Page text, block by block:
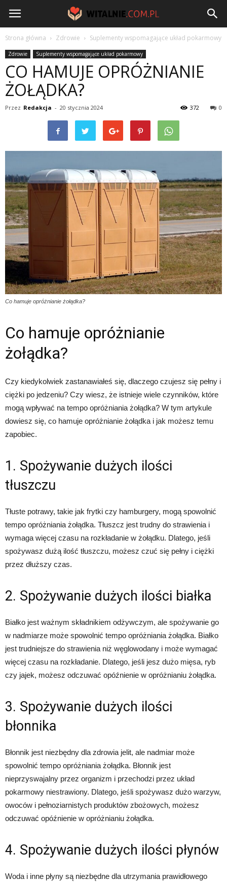
Witalnie.com.pl
Strona główna Zdrowie Suplementy wspomagające układ pokarmowy
Zdrowie Suplementy wspomagające układ pokarmowy
CO HAMUJE OPRÓŻNIANIE
ŻOŁĄDKA?
Przez Redakcja - 20 stycznia 2024 0
372
Co hamuje opróżnianie żołądka?
Co hamuje opróżnianie
żołądka?
Czy kiedykolwiek zastanawiałeś się, dlaczego czujesz się pełny i
ciężki po jedzeniu? Czy wiesz, że istnieje wiele czynników, które
mogą wpływać na tempo opróżniania żołądka? W tym artykule
dowiesz się, co hamuje opróżnianie żołądka i jak możesz temu
zapobiec.
1. Spożywanie dużych ilości
tłuszczu
Tłuste potrawy, takie jak frytki czy hamburgery, mogą spowolnić
tempo opróżniania żołądka. Tłuszcz jest trudny do strawienia i
wymaga więcej czasu na rozkładanie w żołądku. Dlatego, jeśli
spożywasz dużą ilość tłuszczu, możesz czuć się pełny i ciężki
przez dłuższy czas.
2. Spożywanie dużych ilości białka
Białko jest ważnym składnikiem odżywczym, ale spożywanie go
w nadmiarze może spowolnić tempo opróżniania żołądka. Białko
jest trudniejsze do strawienia niż węglowodany i może wymagać
więcej czasu na rozkładanie. Dlatego, jeśli jesz dużo mięsa, ryb
czy jajek, możesz odczuwać opóźnienie w opróżnianiu żołądka.
3. Spożywanie dużych ilości
błonnika
Błonnik jest niezbędny dla zdrowia jelit, ale nadmiar może
spowolnić tempo opróżniania żołądka. Błonnik jest
nieprzyswajalny przez organizm i przechodzi przez układ
pokarmowy niestrawiony. Dlatego, jeśli spożywasz dużo warzyw,
owoców i pełnoziarnistych produktów zbożowych, możesz
odczuwać opóźnienie w opróżnianiu żołądka.
4. Spożywanie dużych ilości płynów
Woda i inne płyny są niezbędne dla utrzymania prawidłowego